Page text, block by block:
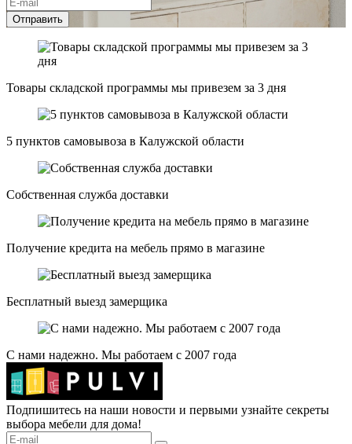
Отправить
Товары складской программы мы привезем за 3 дня
5 пунктов самовывоза в Калужской области
Собственная служба доставки
Получение кредита на мебель прямо в магазине
Бесплатный выезд замерщика
С нами надежно. Мы работаем с 2007 года
Подпишитесь на наши новости и первыми узнайте секреты
выбора мебели для дома!